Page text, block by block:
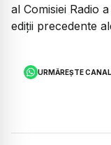
al Comisiei Radio
ediții precedente
URMĂREȘTE